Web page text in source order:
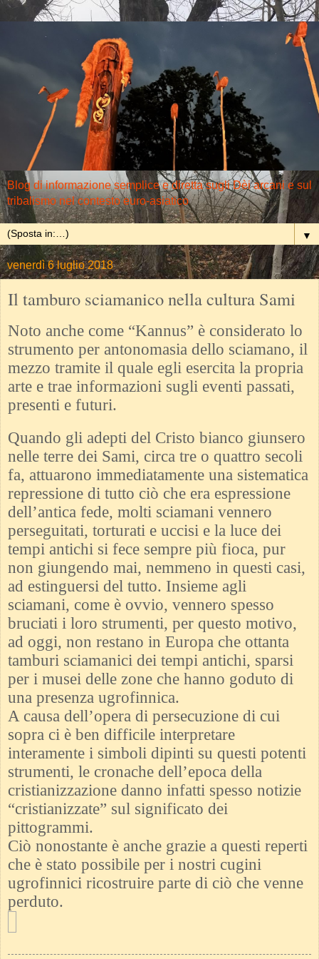
Blog di informazione semplice e diretta sugli Dèi arcani e sul
tribalismo nel contesto euro-asiatico
▼
venerdì 6 luglio 2018
Il tamburo sciamanico nella cultura Sami
Noto anche come “Kannus” è considerato lo
strumento per antonomasia dello sciamano, il
mezzo tramite il quale egli esercita la propria
arte e trae informazioni sugli eventi passati,
presenti e futuri.
Quando gli adepti del Cristo bianco giunsero
nelle terre dei Sami, circa tre o quattro secoli
fa, attuarono immediatamente una sistematica
repressione di tutto ciò che era espressione
dell’antica fede, molti sciamani vennero
perseguitati, torturati e uccisi e la luce dei
tempi antichi si fece sempre più fioca, pur
non giungendo mai, nemmeno in questi casi,
ad estinguersi del tutto. Insieme agli
sciamani, come è ovvio, vennero spesso
bruciati i loro strumenti, per questo motivo,
ad oggi, non restano in Europa che ottanta
tamburi sciamanici dei tempi antichi, sparsi
per i musei delle zone che hanno goduto di
una presenza ugrofinnica.
A causa dell’opera di persecuzione di cui
sopra ci è ben difficile interpretare
interamente i simboli dipinti su questi potenti
strumenti, le cronache dell’epoca della
cristianizzazione danno infatti spesso notizie
“cristianizzate” sul significato dei
pittogrammi.
Ciò nonostante è anche grazie a questi reperti
che è stato possibile per i nostri cugini
ugrofinnici ricostruire parte di ciò che venne
perduto.